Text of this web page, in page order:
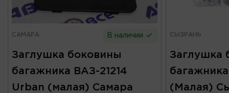
САМАРА В наличии
Заглушка боковины
багажника ВАЗ-21214
Urban (малая) Самара
СЫЗРАНЬ
Заглушка
(Малая)